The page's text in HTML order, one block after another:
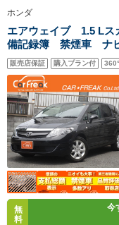
ホンダ
エアウェイブ 1.5 L
備記録簿 禁煙車 ナ
オーディオ CD バ
ミホイール オートエ
グチェーン 修復歴な
販売店保証 購入プラン付
無
料
今